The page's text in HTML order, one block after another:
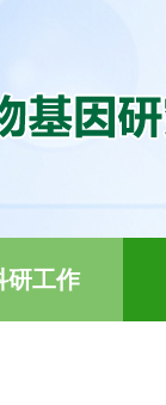
研工作